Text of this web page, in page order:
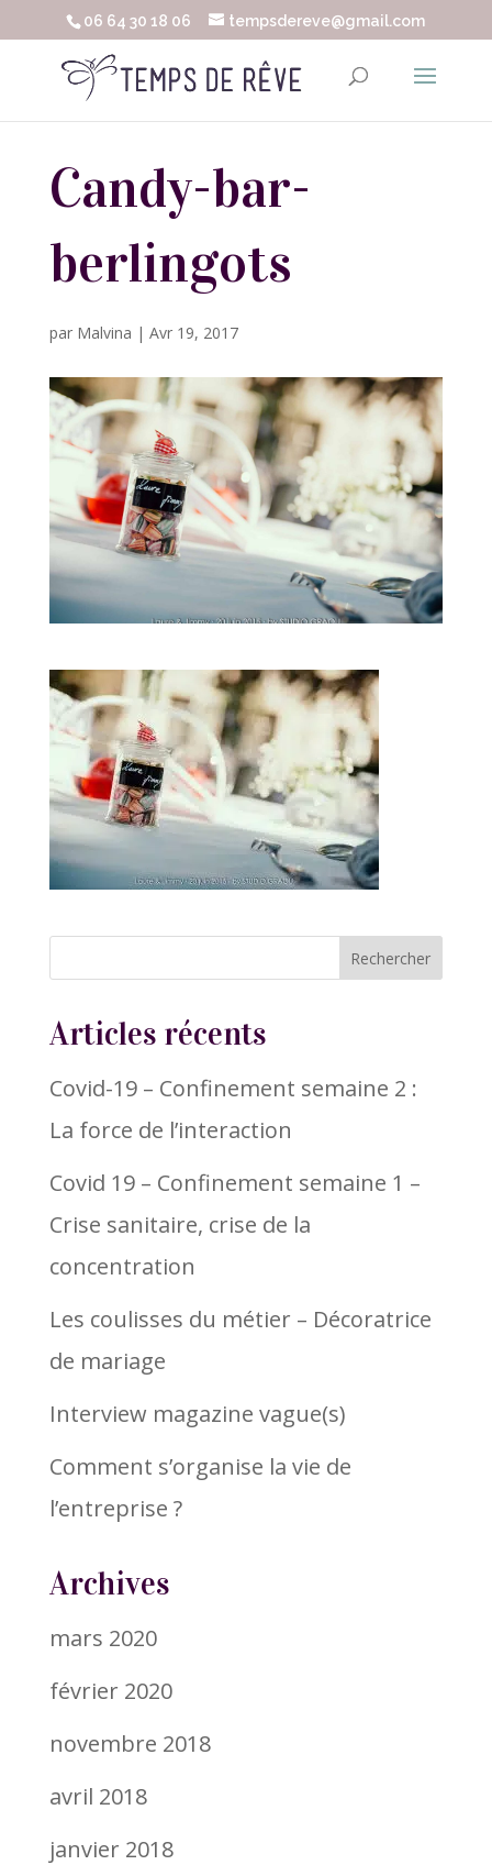
06 64 30 18 06 tempsdereve@gmail.com
Candy-bar-
berlingots
par Malvina | Avr 19, 2017
Articles récents
Covid-19 – Confinement semaine 2 :
La force de l’interaction
Covid 19 – Confinement semaine 1 –
Crise sanitaire, crise de la
concentration
Les coulisses du métier – Décoratrice
de mariage
Interview magazine vague(s)
Comment s’organise la vie de
l’entreprise ?
Archives
mars 2020
février 2020
novembre 2018
avril 2018
janvier 2018